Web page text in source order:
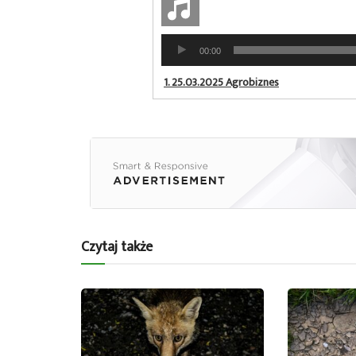
Odtwarzacz
plików
dźwiękowych
00:00
1.25.03.2025 Agrobiznes
Czytaj także